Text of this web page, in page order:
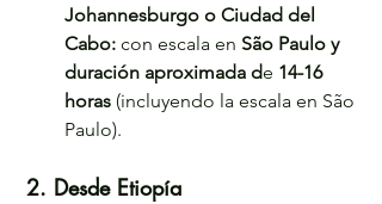
Johannesburgo o Ciudad del
Cabo: con escala en São Paulo y
duración aproximada de 14-16
horas (incluyendo la escala en São
Paulo).
2. Desde Etiopía